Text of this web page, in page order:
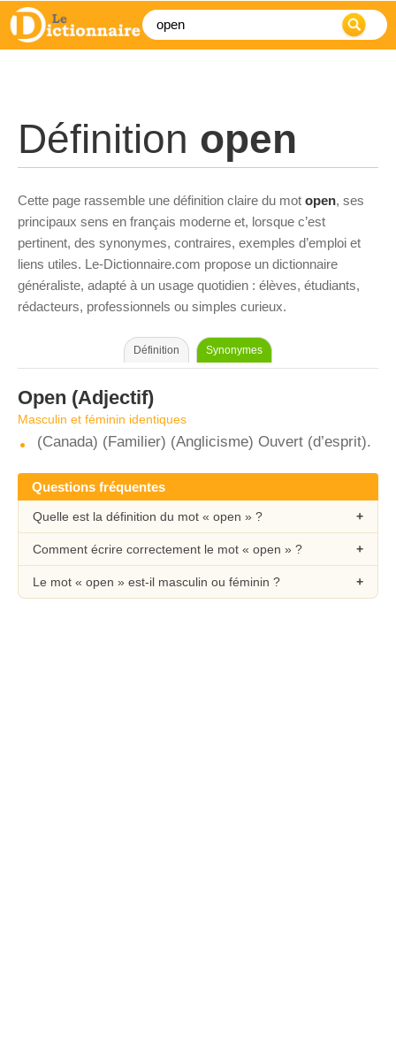
Définition open
Cette page rassemble une définition claire du mot open, ses
principaux sens en français moderne et, lorsque c’est
pertinent, des synonymes, contraires, exemples d’emploi et
liens utiles. Le-Dictionnaire.com propose un dictionnaire
généraliste, adapté à un usage quotidien : élèves, étudiants,
rédacteurs, professionnels ou simples curieux.
Définition Synonymes
Open (Adjectif)
Masculin et féminin identiques
(Canada) (Familier) (Anglicisme) Ouvert (d’esprit).
Questions fréquentes
Quelle est la définition du mot « open » ?
Comment écrire correctement le mot « open » ?
Le mot « open » est-il masculin ou féminin ?